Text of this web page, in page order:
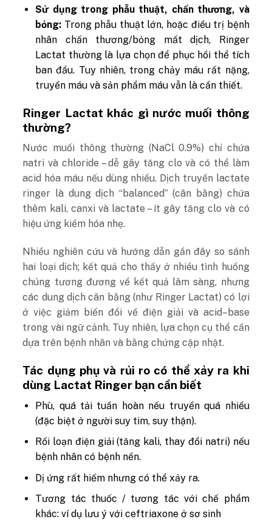
Sử dụng trong phẫu thuật, chấn thương, và
bỏng: Trong phẫu thuật lớn, hoặc điều trị bệnh
nhân chấn thương/bỏng mất dịch, Ringer
Lactat thường là lựa chọn để phục hồi thể tích
ban đầu. Tuy nhiên, trong chảy máu rất nặng,
truyền máu và sản phẩm máu vẫn là cần thiết.
Ringer Lactat khác gì nước muối thông
thường?
Nước muối thông thường (NaCl 0.9%) chỉ chứa
natri và chloride – dễ gây tăng clo và có thể làm
acid hóa máu nếu dùng nhiều. Dịch truyền lactate
ringer là dung dịch “balanced” (cân bằng) chứa
thêm kali, canxi và lactate – ít gây tăng clo và có
hiệu ứng kiềm hóa nhẹ.
Nhiều nghiên cứu và hướng dẫn gần đây so sánh
hai loại dịch; kết quả cho thấy ở nhiều tình huống
chúng tương đương về kết quả lâm sàng, nhưng
các dung dịch cân bằng (như Ringer Lactat) có lợi
ở việc giảm biến đổi về điện giải và acid–base
trong vài ngữ cảnh. Tuy nhiên, lựa chọn cụ thể cần
dựa trên bệnh nhân và bằng chứng cập nhật.
Tác dụng phụ và rủi ro có thể xảy ra khi
dùng Lactat Ringer bạn cần biết
Phù, quá tải tuần hoàn nếu truyền quá nhiều
(đặc biệt ở người suy tim, suy thận).
Rối loạn điện giải (tăng kali, thay đổi natri) nếu
bệnh nhân có bệnh nền.
Dị ứng rất hiếm nhưng có thể xảy ra.
Tương tác thuốc / tương tác với chế phẩm
khác: ví dụ lưu ý với ceftriaxone ở sơ sinh